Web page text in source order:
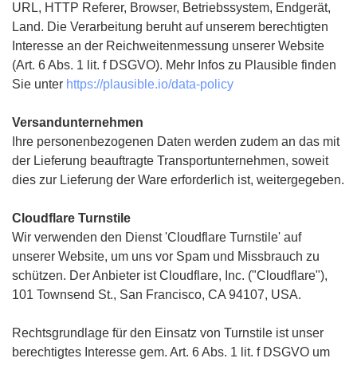
URL, HTTP Referer, Browser, Betriebssystem, Endgerät,
Land. Die Verarbeitung beruht auf unserem berechtigten
Interesse an der Reichweitenmessung unserer Website
(Art. 6 Abs. 1 lit. f DSGVO). Mehr Infos zu Plausible finden
Sie unter https://plausible.io/data-policy
Versandunternehmen
Ihre personenbezogenen Daten werden zudem an das mit
der Lieferung beauftragte Transportunternehmen, soweit
dies zur Lieferung der Ware erforderlich ist, weitergegeben.
Cloudflare Turnstile
Wir verwenden den Dienst 'Cloudflare Turnstile' auf
unserer Website, um uns vor Spam und Missbrauch zu
schützen. Der Anbieter ist Cloudflare, Inc. ("Cloudflare"),
101 Townsend St., San Francisco, CA 94107, USA.
Rechtsgrundlage für den Einsatz von Turnstile ist unser
berechtigtes Interesse gem. Art. 6 Abs. 1 lit. f DSGVO um